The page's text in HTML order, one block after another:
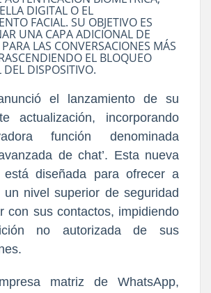
DIGITAL O EL
FACIAL. SU OBJETIVO ES
UNA CAPA ADICIONAL DE
LAS CONVERSACIONES MÁS
EL BLOQUEO
DISPOSITIVO.
el lanzamiento de su
actualización, incorporando
función denominada
de chat’. Esta nueva
está diseñada para ofrecer a
un nivel superior de seguridad
con sus contactos, impidiendo
no autorizada de sus
matriz de WhatsApp,